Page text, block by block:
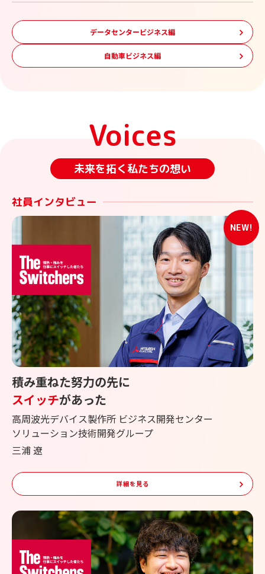
データセンタービジネス編
自動車ビジネス編
Voices
未来を拓く私たちの想い
社員インタビュー
NEW!
積み重ねた努力の先に
スイッチがあった
高周波光デバイス製作所 ビジネス開発センター
ソリューション技術開発グループ
三浦 遼
詳細を見る